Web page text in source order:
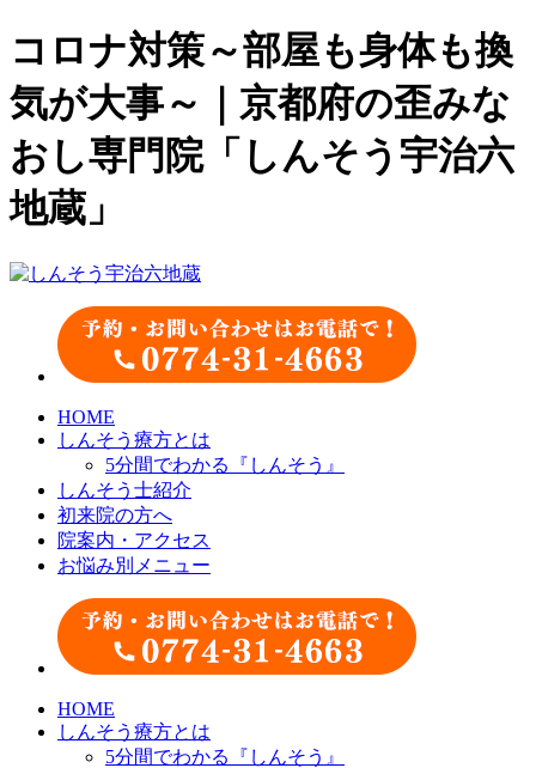
コロナ対策～部屋も身体も換
気が大事～｜京都府の歪みな
おし専門院「しんそう宇治六
地蔵」
HOME
しんそう療方とは
5分間でわかる『しんそう』
しんそう士紹介
初来院の方へ
院案内・アクセス
お悩み別メニュー
HOME
しんそう療方とは
5分間でわかる『しんそう』